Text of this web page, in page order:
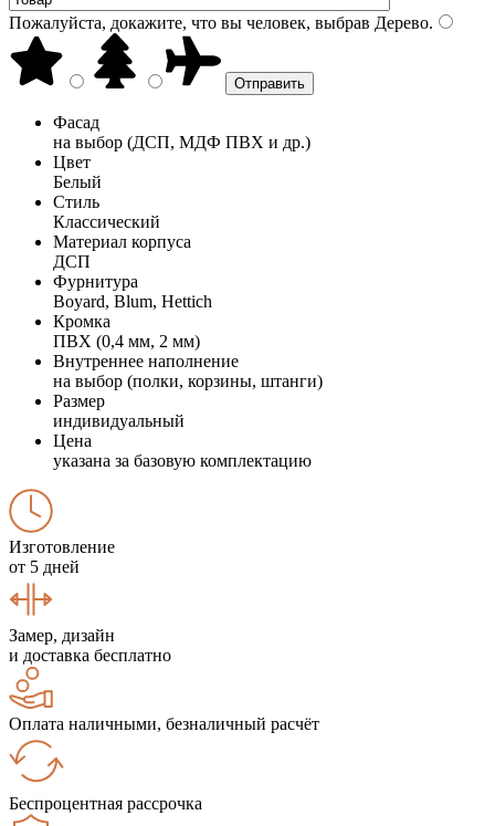
Пожалуйста, докажите, что вы человек, выбрав Дерево.
Фасад
на выбор (ДСП, МДФ ПВХ и др.)
Цвет
Белый
Стиль
Классический
Материал корпуса
ДСП
Фурнитура
Boyard, Blum, Hettich
Кромка
ПВХ (0,4 мм, 2 мм)
Внутреннее наполнение
на выбор (полки, корзины, штанги)
Размер
индивидуальный
Цена
указана за базовую комплектацию
Изготовление
от 5 дней
Замер, дизайн
и доставка бесплатно
Оплата наличными, безналичный расчёт
Беспроцентная рассрочка